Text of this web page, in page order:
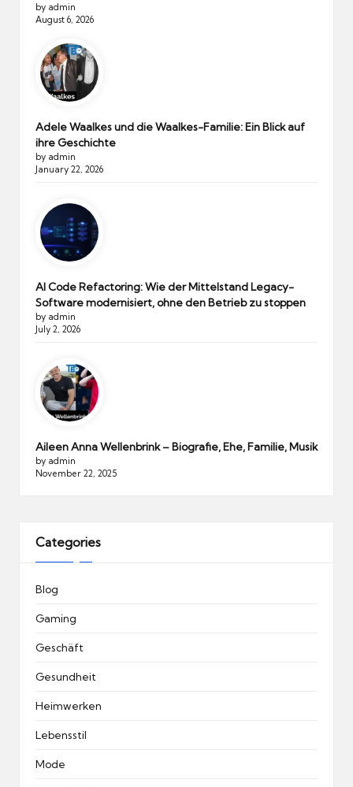
by admin
August 6, 2026
Adele Waalkes und die Waalkes-Familie: Ein Blick auf
ihre Geschichte
by admin
January 22, 2026
AI Code Refactoring: Wie der Mittelstand Legacy-
Software modernisiert, ohne den Betrieb zu stoppen
by admin
July 2, 2026
Aileen Anna Wellenbrink – Biografie, Ehe, Familie, Musik
by admin
November 22, 2025
Categories
Blog
Gaming
Geschäft
Gesundheit
Heimwerken
Lebensstil
Mode